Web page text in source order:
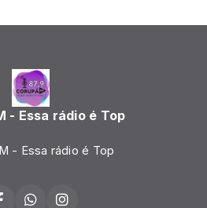
- Essa rádio é Top
- Essa rádio é Top